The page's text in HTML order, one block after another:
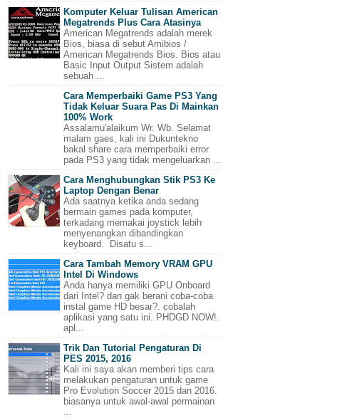
Komputer Keluar Tulisan American
Megatrends Plus Cara Atasinya
American Megatrends adalah merek
Bios, biasa di sebut Amibios /
American Megatrends Bios. Bios atau
Basic Input Output Sistem adalah
sebuah ...
Cara Memperbaiki Game PS3 Yang
Tidak Keluar Suara Pas Di Mainkan
100% Work
Assalamu'alaikum Wr. Wb. Selamat
malam gaes, kali ini Dukuntekno
bakal share cara memperbaiki error
pada PS3 yang tidak mengeluarkan ...
Cara Menghubungkan Stik PS3 Ke
Laptop Dengan Benar
Ada saatnya ketika anda sedang
bermain games pada komputer,
terkadang memakai joystick lebih
menyenangkan dibandingkan
keyboard. Disatu s...
Cara Tambah Memory VRAM GPU
Intel Di Windows
Anda hanya memiliki GPU Onboard
dari Intel? dan gak berani coba-coba
instal game HD besar?. cobalah
aplikasi yang satu ini. PHDGD NOW!.
apl...
Trik Dan Tutorial Pengaturan Di
PES 2015, 2016
Kali ini saya akan memberi tips cara
melakukan pengaturan untuk game
Pro Evolution Soccer 2015 dan 2016.
biasanya untuk awal-awal permainan
...